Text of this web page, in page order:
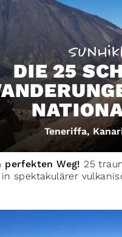
DIE 25
Teneriffa,
perfekten Weg! 25
spektakulärer